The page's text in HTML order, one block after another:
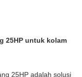
25HP untuk kolam
25HP adalah solusi